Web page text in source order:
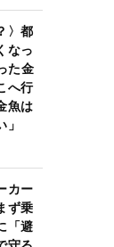
〉都
なっ
た金
へ行
魚は
カー
ず乗
「避